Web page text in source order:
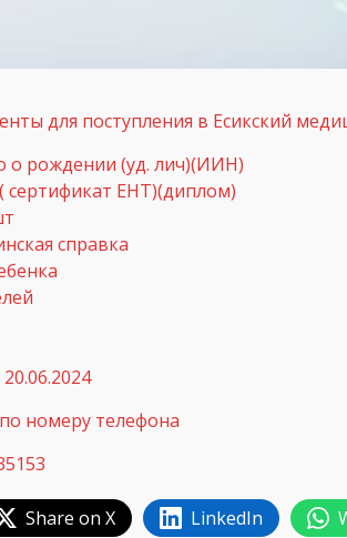
для поступления в Есикский
о рождении (уд. лич)(ИИН)
сертификат ЕНТ)(диплом)
справка
номеру телефона
Share on X LinkedIn